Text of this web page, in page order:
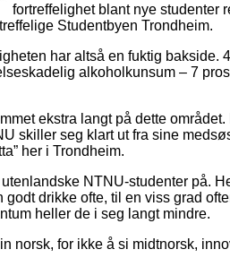
fortreffelighet blant nye studenter
Studentbyen Trondheim.
har altså en fuktig bakside.
alkoholkunsum – 7
ekstra langt på dette
skiller seg klart ut fra sine
her i Trondheim.
NTNU-studenter på.
godt drikke ofte, til en viss grad
heller de i seg langt mindre.
norsk, for ikke å si midtnorsk,